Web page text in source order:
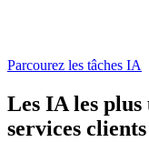
Parcourez les tâches IA
Les IA les
services